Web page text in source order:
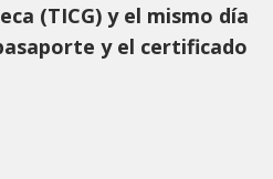
(TICG) y el mismo día
y el certificado